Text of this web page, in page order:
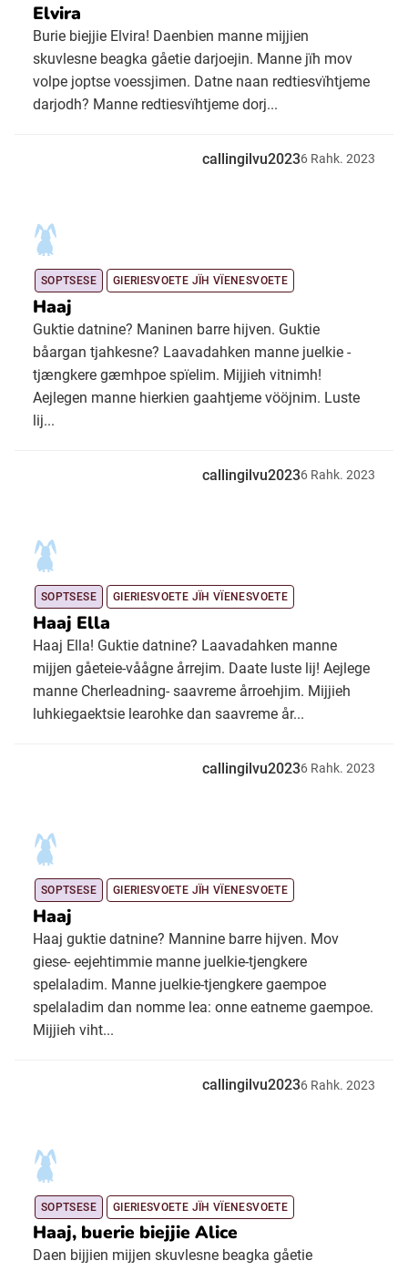
Elvira
Burie biejjie Elvira! Daenbien manne mijjien
skuvlesne beagka gåetie darjoejin. Manne jïh mov
volpe joptse voessjimen. Datne naan redtiesvïhtjeme
darjodh? Manne redtiesvïhtjeme dorj...
callingilvu20236 Rahk. 2023
SOPTSESE GIERIESVOETE JÏH VÏENESVOETE
Haaj
Guktie datnine? Maninen barre hijven. Guktie
båargan tjahkesne? Laavadahken manne juelkie -
tjængkere gæmhpoe spïelim. Mijjieh vitnimh!
Aejlegen manne hierkien gaahtjeme vööjnim. Luste
lij...
callingilvu20236 Rahk. 2023
SOPTSESE GIERIESVOETE JÏH VÏENESVOETE
Haaj Ella
Haaj Ella! Guktie datnine? Laavadahken manne
mijjen gåeteie-våågne årrejim. Daate luste lij! Aejlege
manne Cherleadning- saavreme årroehjim. Mijjieh
luhkiegaektsie learohke dan saavreme år...
callingilvu20236 Rahk. 2023
SOPTSESE GIERIESVOETE JÏH VÏENESVOETE
Haaj
Haaj guktie datnine? Mannine barre hijven. Mov
giese- eejehtimmie manne juelkie-tjengkere
spelaladim. Manne juelkie-tjengkere gaempoe
spelaladim dan nomme lea: onne eatneme gaempoe.
Mijjieh viht...
callingilvu20236 Rahk. 2023
SOPTSESE GIERIESVOETE JÏH VÏENESVOETE
Haaj, buerie biejjie Alice
Daen bijjien mijjen skuvlesne beagka gåetie